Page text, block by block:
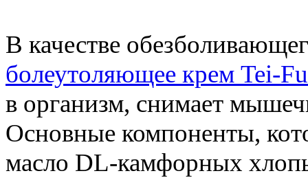
В качестве
болеутоляющее крем Tei-
в организм, снимает
Основные компоненты,
масло DL-камфорных